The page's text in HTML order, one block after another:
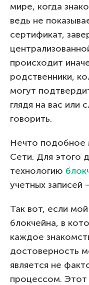
мире, когда
ведь не
сертификат,
происходит
родственники,
могут
глядя на вас или
говорить.
Нечто подобное
Сети. Для этого
технологию
учетных
Так вот, если
блокчейна, в
каждое
достоверность
является не
процессом. Этот